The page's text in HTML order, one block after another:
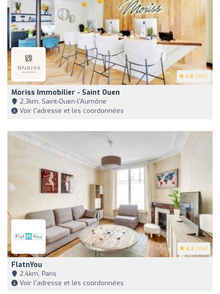
4.8 (186)
Moriss Immobilier - Saint Ouen
2,3km, Saint-Ouen-l'Aumône
Voir l'adresse et les coordonnées
4.2 (104)
FlatnYou
2,4km, Paris
Voir l'adresse et les coordonnées